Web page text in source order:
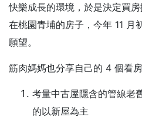
快樂成長的環境，於是決定買
在桃園青埔的房子，今年 11 月
願望。
筋肉媽媽也分享自己的 4 個看房
考量中古屋隱含的管線老
的以新屋為主